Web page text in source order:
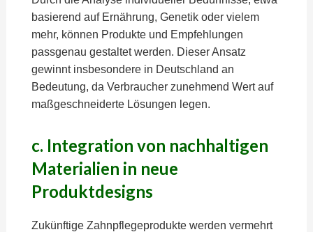
basierend auf Ernährung, Genetik oder vielem
mehr, können Produkte und Empfehlungen
passgenau gestaltet werden. Dieser Ansatz
gewinnt insbesondere in Deutschland an
Bedeutung, da Verbraucher zunehmend Wert auf
maßgeschneiderte Lösungen legen.
c. Integration von nachhaltigen
Materialien in neue
Produktdesigns
Zukünftige Zahnpflegeprodukte werden vermehrt